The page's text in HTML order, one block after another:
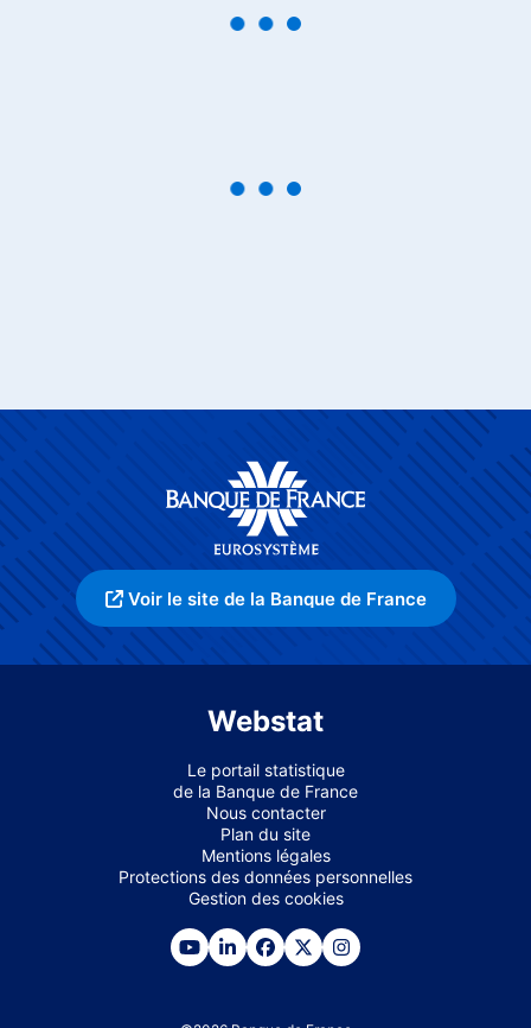
Voir le site de la Banque de France
Webstat
Le portail statistique
de la Banque de France
Nous contacter
Plan du site
Mentions légales
Protections des données personnelles
Gestion des cookies